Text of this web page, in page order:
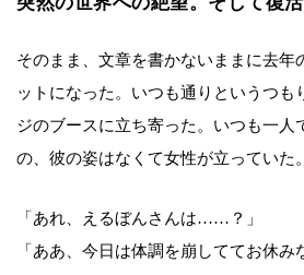
そのまま、文章を書かないままに去年
ットになった。いつも通りというつも
ジのブースに立ち寄った。いつも一人
の、彼の姿はなくて女性が立っていた。
「あれ、えるぼんさんは……？」
「ああ、今日は体調を崩しててお休み